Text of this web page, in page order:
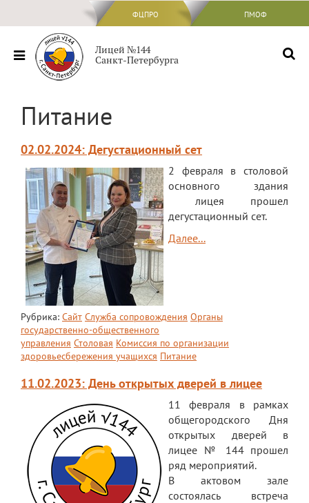
ФЦПРО ПМОФ
ФЦПРО
Сведения об ОО
Основные сведения
образовательной организацией
Образовательные стандарты и
требования
Руководство
Педагогический состав
Материально-техническое обеспечение
и оснащенность образовательного
процесса. Доступная среда
Платные образовательные услуги
Финансово-хозяйственная деятельность
Вакантные места для приема (перевода)
Стипендия и меры поддержки
обучающихся
Международное сотрудничество
Организация питания в лицее
Лицей №144
Санкт-Петербурга
Питание
02.02.2024: Дегустационный сет
2 февраля в столовой
основного здания
лицея прошел
дегустационный сет.
Далее...
Рубрика: Сайт Служба сопровождения Органы
государственно-общественного
управления Столовая Комиссия по организации
здоровьесбережения учащихся Питание
11.02.2023: День открытых дверей в лицее
11 февраля в рамках
общегородского Дня
открытых дверей в
лицее № 144 прошел
ряд мероприятий.
В актовом зале
состоялась встреча